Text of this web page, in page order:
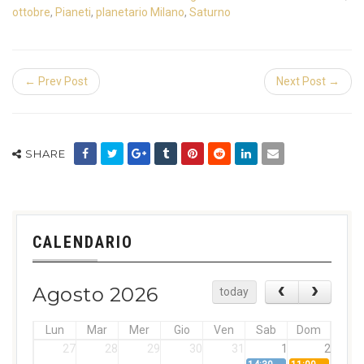
ottobre, Pianeti, planetario Milano, Saturno
← Prev Post Next Post →
SHARE
CALENDARIO
Agosto 2026 today
Lun Mar Mer Gio Ven Sab
Dom
27
28 29 30 31 1 2